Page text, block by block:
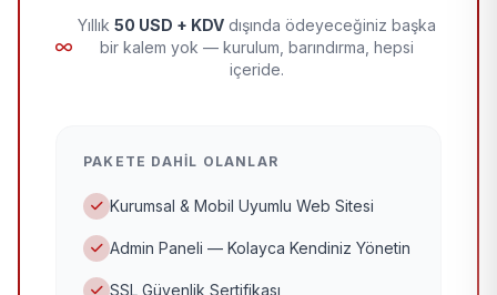
Yıllık 50 USD + KDV dışında ödeyeceğiniz başka
bir kalem yok — kurulum, barındırma, hepsi
içeride.
PAKETE DAHIL OLANLAR
Kurumsal & Mobil Uyumlu Web Sitesi
Admin Paneli — Kolayca Kendiniz Yönetin
SSL Güvenlik Sertifikası